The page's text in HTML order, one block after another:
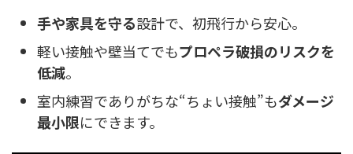
手や家具を守る設計で、初飛行から安心。
軽い接触や壁当てでもプロペラ破損のリスクを
低減。
室内練習でありがちな“ちょい接触”もダメージ
最小限にできます。